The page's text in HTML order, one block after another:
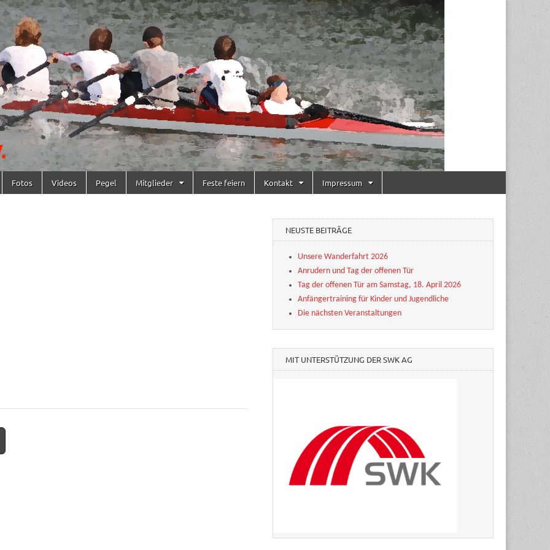
Fotos Videos Pegel Mitglieder Feste feiern Kontakt Impressum
NEUSTE BEITRÄGE
Unsere Wanderfahrt 2026
Anrudern und Tag der offenen Tür
Tag der offenen Tür am Samstag, 18. April 2026
Anfängertraining für Kinder und Jugendliche
Die nächsten Veranstaltungen
MIT UNTERSTÜTZUNG DER SWK AG